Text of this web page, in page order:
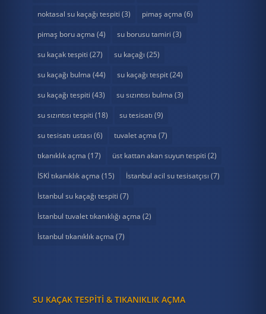
noktasal su kaçağı tespiti (3) pimaş açma (6)
pimaş boru açma (4) su borusu tamiri (3)
su kaçak tespiti (27) su kaçağı (25)
su kaçağı bulma (44) su kaçağı tespit(24)
su kaçağı tespiti (43) su sızıntısı bulma (3)
su sızıntısı tespiti (18) su tesisatı (9)
su tesisatı ustası (6) tuvalet açma (7)
tıkanıklık açma (17) üst kattan akan suyun tespiti (2)
İSKİ tıkanıklık açma (15) İstanbul acil su tesisatçısı (7)
İstanbul su kaçağı tespiti (7)
İstanbul tuvalet tıkanıklığı açma (2)
İstanbul tıkanıklık açma (7)
SU KAÇAK TESPITI & TIKANIKLIK AÇMA